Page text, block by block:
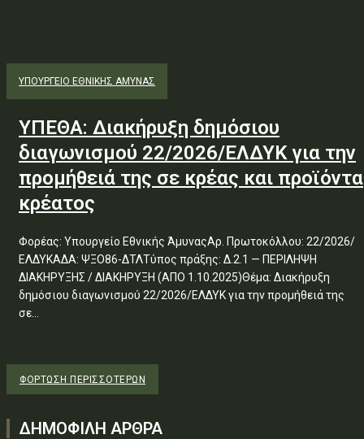
ΥΠΟΥΡΓΕΊΟ ΕΘΝΙΚΉΣ ΆΜΥΝΑΣ
ΥΠΕΘΑ: Διακήρυξη δημόσιου
διαγωνισμού 22/2026/ΕΛΔΥΚ για την
προμήθειά της σε κρέας και προϊόντα
κρέατος
Φορέας: Υπουργείο Εθνικής ΆμυναςΑρ. Πρωτοκόλλου: 22/2026/
ΕΛΔΥΚΑΔΑ: ΨΞΟ86-ΔΤΛΤύπος πράξης: Δ.2.1 — ΠΕΡΙΛΗΨΗ
ΔΙΑΚΗΡΥΞΗΣ / ΔΙΑΚΗΡΥΞΗ (ΑΠΟ 1.10.2025)Θέμα: Διακήρυξη
δημόσιου διαγωνισμού 22/2026/ΕΛΔΥΚ για την προμήθειά της
σε...
ΦΌΡΤΩΣΗ ΠΕΡΙΣΣΟΤΈΡΩΝ
ΔΗΜΟΦΙΛΗ ΑΡΘΡΑ